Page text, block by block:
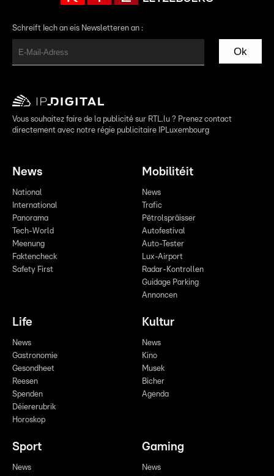
Schreift Iech an eis Newsletteren an :
Ok
Vous souhaitez faire de la publicité sur RTL.lu ? Prenez contact
directement avec notre régie publicitaire IPLuxembourg
News
National
International
Panorama
Tech-World
Meenung
Faktencheck
Safety First
Mobilitéit
News
Trafic
Pëtrolspräisser
Autofestival
Auto-Tester
Lux-Airport
Radar-Kontrollen
Guidage Parking
Annoncen
Life
News
Gastronomie
Gesondheet
Reesen
Spenden
Déiererubrik
Horoskop
Kultur
News
Kino
Musek
Bicher
Agenda
Sport
News
Gaming
News